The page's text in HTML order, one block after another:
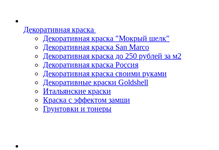
Декоративная краска
Декоративная краска "Мокрый шелк"
Декоративная краска San Marco
Декоративная краска до 250 рублей за м2
Декоративная краска Россия
Декоративная краска своими руками
Декоративные краски Goldshell
Итальянские краски
Краска с эффектом замши
Грунтовки и тонеры